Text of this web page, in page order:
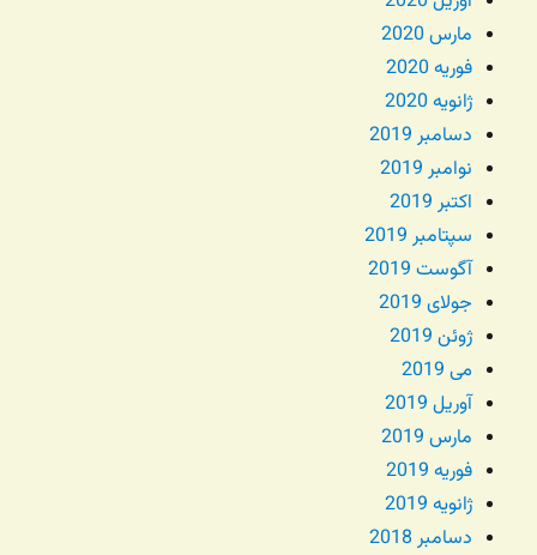
مارس 2020
فوریه 2020
ژانویه 2020
دسامبر 2019
نوامبر 2019
اکتبر 2019
سپتامبر 2019
آگوست 2019
جولای 2019
ژوئن 2019
می 2019
آوریل 2019
مارس 2019
فوریه 2019
ژانویه 2019
دسامبر 2018